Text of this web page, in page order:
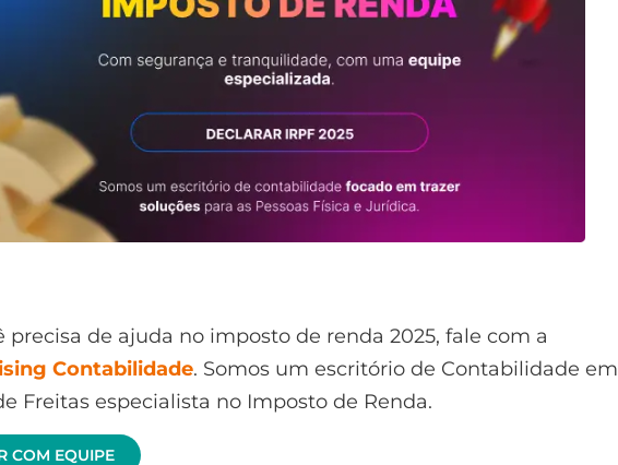
precisa de ajuda no imposto de renda 2025, fale com a
Contabilidade. Somos um escritório de Contabilidade em
Freitas especialista no Imposto de Renda.
COM EQUIPE